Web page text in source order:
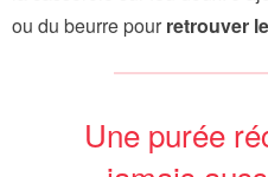
ou du beurre pour retrouver
Une purée